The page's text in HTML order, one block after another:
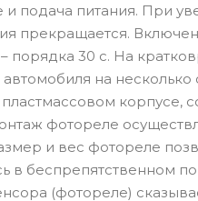
и подача питания. При
прекращается.
30 с. На
на несколько
корпусе,
фотореле
и вес фотореле
в беспрепятственном
(фотореле)